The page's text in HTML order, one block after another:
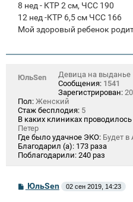
8 нед - КТР 2 см, ЧСС 190
12 нед -КТР 6,5 см ЧСС 166
Мой здоровый ребенок
ЮльSen
Девица на выданье
Сообщения: 1541
Зарегистрирован:
Пол: Женский
Стаж бесплодия: 5
В каких клиниках
Петер
Где было удачное ЭКО: Будет в
Благодарил (а): 173 раза
Поблагодарили: 240 раз
СЮльSen 02 сен 2019, 14:23